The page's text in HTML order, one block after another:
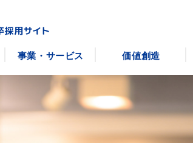
事業・サービス 価値創造